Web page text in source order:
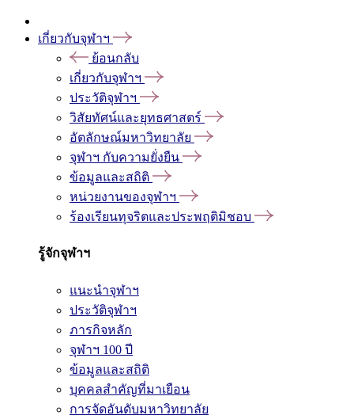
เกี่ยวกับจุฬาฯ
ย้อนกลับ
เกี่ยวกับจุฬาฯ
ประวัติจุฬาฯ
วิสัยทัศน์และยุทธศาสตร์
อัตลักษณ์มหาวิทยาลัย
จุฬาฯ กับความยั่งยืน
ข้อมูลและสถิติ
หน่วยงานของจุฬาฯ
ร้องเรียนทุจริตและประพฤติมิชอบ
รู้จักจุฬาฯ
แนะนำจุฬาฯ
ประวัติจุฬาฯ
ภารกิจหลัก
จุฬาฯ 100 ปี
ข้อมูลและสถิติ
บุคคลสำคัญที่มาเยือน
การจัดอันดับมหาวิทยาลัย